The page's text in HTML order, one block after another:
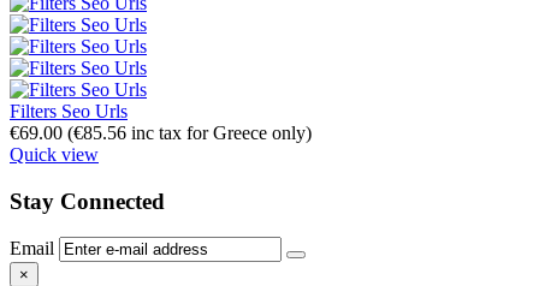
Filters Seo Urls
€69.00 (€85.56 inc tax for Greece only)
Quick view
Stay Connected
Email
×